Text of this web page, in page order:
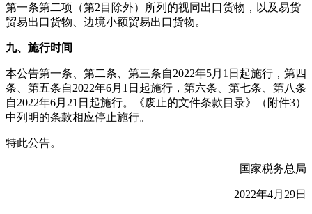
第一条第二项（第2 目除外）所列的视同出口货物，以及易货
贸易出口货物、边境小额贸易出口货物。
九、施行时间
本公告第一条、第二条、第三条自2022年5月 1 日起施行，第四
条、第五条自2022年6月 1 日起施行，第六条、第七条、第八条
自2022年6月 21 日起施行。《废止的文件条款目录》（附件3）
中列明的条款相应停止施行。
特此公告。
国家税务总局
2022年4月 29日